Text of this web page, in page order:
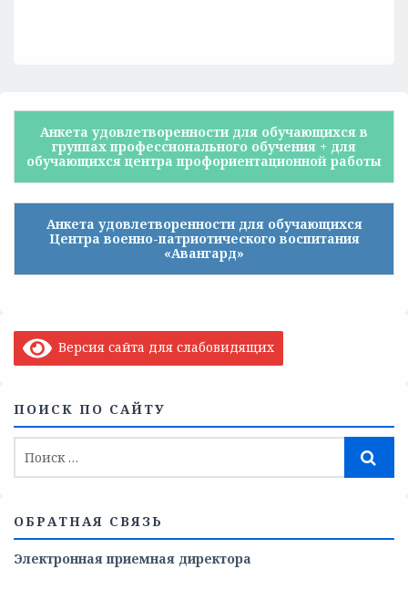
Анкета удовлетворенности для обучающихся в
группах профессионального обучения + для
обучающихся центра профориентационной работы
Анкета удовлетворенности для обучающихся
Центра военно-патриотического воспитания
«Авангард»
Версия сайта для слабовидящих
ПОИСК ПО САЙТУ
ОБРАТНАЯ СВЯЗЬ
Электронная приемная директора